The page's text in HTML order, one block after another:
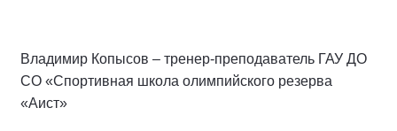
Владимир Копысов – тренер-преподаватель ГАУ ДО
СО «Спортивная школа олимпийского резерва
«Аист»